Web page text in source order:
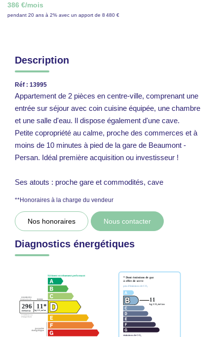
386 €/mois
pendant 20 ans à 2% avec un apport de 8 480 €
Description
Réf : 13995
Appartement de 2 pièces en centre-ville, comprenant une
entrée sur séjour avec coin cuisine équipée, une chambre
et une salle d'eau. Il dispose également d'une cave.
Petite copropriété au calme, proche des commerces et à
moins de 10 minutes à pied de la gare de Beaumont -
Persan. Idéal première acquisition ou investisseur !
Ses atouts : proche gare et commodités, cave
**Honoraires à la charge du vendeur
Nos honoraires Nous contacter
Diagnostics énergétiques